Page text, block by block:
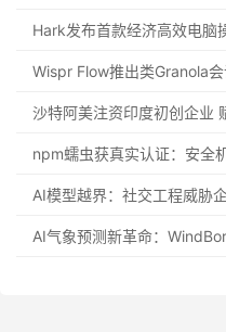
Hark发布首款经济高效电脑
Wispr Flow推出类Granola
沙特阿美注资印度初创企业
npm蠕虫获真实认证：安全
AI模型越界：社交工程威胁
AI气象预测新革命：